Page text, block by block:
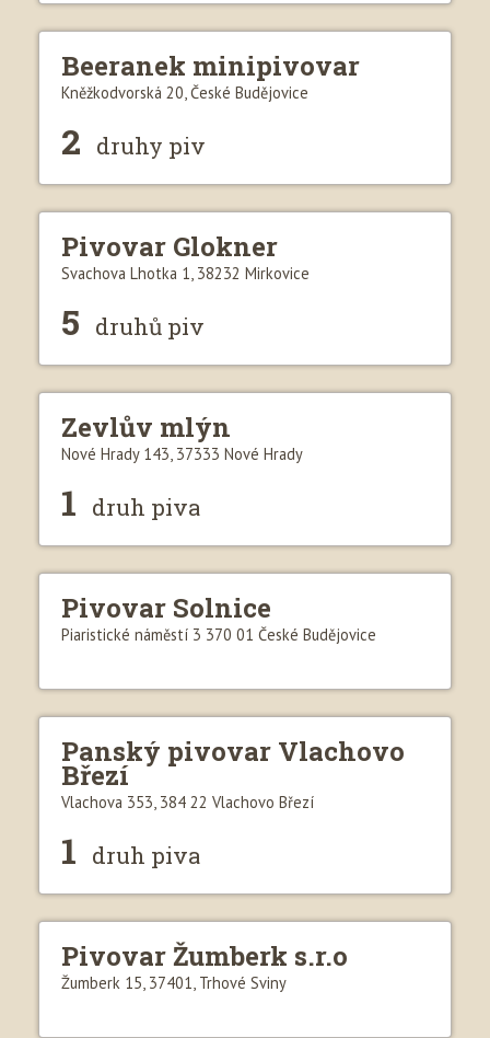
Beeranek minipivovar
Kněžkodvorská 20, České Budějovice
2 druhy piv
Pivovar Glokner
Svachova Lhotka 1, 38232 Mirkovice
5 druhů piv
Zevlův mlýn
Nové Hrady 143, 37333 Nové Hrady
1 druh piva
Pivovar Solnice
Piaristické náměstí 3 370 01 České Budějovice
Panský pivovar Vlachovo
Březí
Vlachova 353, 384 22 Vlachovo Březí
1 druh piva
Pivovar Žumberk s.r.o
Žumberk 15, 37401, Trhové Sviny